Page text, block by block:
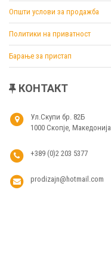
Општи услови за продажба
Политики на приватност
Барање за пристап
КОНТАКТ
Ул.Скупи бр. 82Б
1000 Скопје, Македонија
+389 (0)2 203 5377
prodizajn@hotmail.com